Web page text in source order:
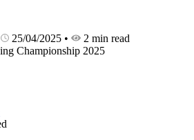
25/04/2025 • 2 min read